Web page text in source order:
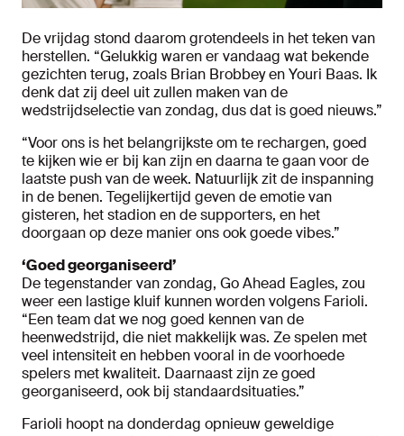
De vrijdag stond daarom grotendeels in het teken van
herstellen. “Gelukkig waren er vandaag wat bekende
gezichten terug, zoals Brian Brobbey en Youri Baas. Ik
denk dat zij deel uit zullen maken van de
wedstrijdselectie van zondag, dus dat is goed nieuws.”
“Voor ons is het belangrijkste om te rechargen, goed
te kijken wie er bij kan zijn en daarna te gaan voor de
laatste push van de week. Natuurlijk zit de inspanning
in de benen. Tegelijkertijd geven de emotie van
gisteren, het stadion en de supporters, en het
doorgaan op deze manier ons ook goede vibes.”
‘Goed georganiseerd’
De tegenstander van zondag, Go Ahead Eagles, zou
weer een lastige kluif kunnen worden volgens Farioli.
“Een team dat we nog goed kennen van de
heenwedstrijd, die niet makkelijk was. Ze spelen met
veel intensiteit en hebben vooral in de voorhoede
spelers met kwaliteit. Daarnaast zijn ze goed
georganiseerd, ook bij standaardsituaties.”
Farioli hoopt na donderdag opnieuw geweldige